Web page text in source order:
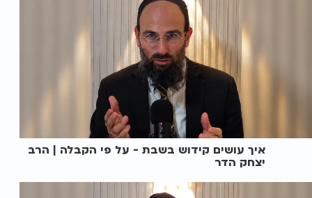
איך עושים קידוש בשבת - על פי הקבלה | הרב
יצחק הדר